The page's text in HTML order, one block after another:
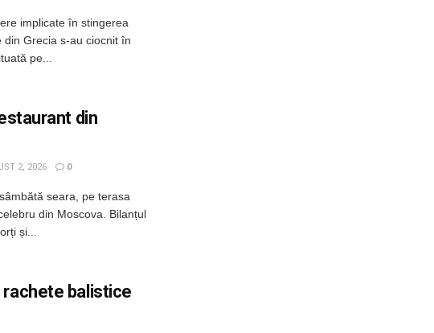
implicate în stingerea
din Grecia s-au ciocnit în
pe...
din
2, 2026 0
seara, pe terasa
din Moscova. Bilanțul
și...
balistice